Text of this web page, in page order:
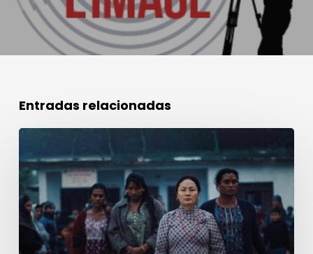
Entradas relacionadas
la
Mejor
Creación
Sonora
Cannes